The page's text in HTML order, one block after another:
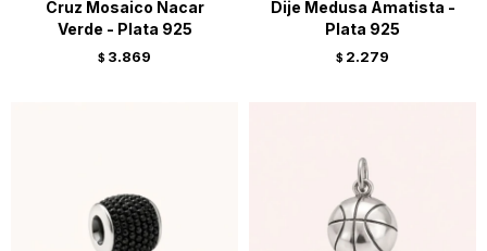
Cruz Mosaico Nacar
Verde - Plata 925
$ 3.869
Dije Medusa Amatista -
Plata 925
$ 2.279